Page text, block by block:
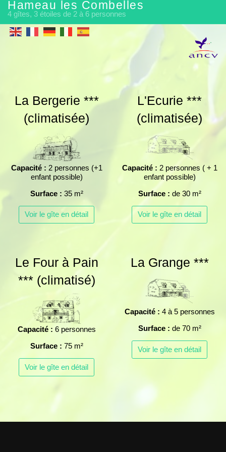
Hameau les Combelles
4 gîtes, 3 étoiles de 2 à 6 personnes
La Bergerie ***
(climatisée)
Capacité : 2 personnes (+1
enfant possible)
Surface : 35 m²
Voir le gîte en détail
L'Ecurie ***
(climatisée)
Capacité : 2 personnes ( + 1
enfant possible)
Surface : de 30 m²
Voir le gîte en détail
Le Four à Pain
*** (climatisé)
Capacité : 6 personnes
Surface : 75 m²
Voir le gîte en détail
La Grange ***
Capacité : 4 à 5 personnes
Surface : de 70 m²
Voir le gîte en détail